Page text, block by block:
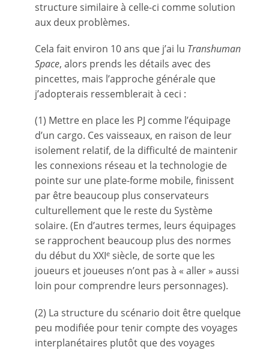
structure similaire à celle-ci comme solution
aux deux problèmes.
Cela fait environ 10 ans que j’ai lu Transhuman
Space, alors prends les détails avec des
pincettes, mais l’approche générale que
j’adopterais ressemblerait à ceci :
(1) Mettre en place les PJ comme l’équipage
d’un cargo. Ces vaisseaux, en raison de leur
isolement relatif, de la difficulté de maintenir
les connexions réseau et la technologie de
pointe sur une plate-forme mobile, finissent
par être beaucoup plus conservateurs
culturellement que le reste du Système
solaire. (En d’autres termes, leurs équipages
se rapprochent beaucoup plus des normes
du début du XXIe siècle, de sorte que les
joueurs et joueuses n’ont pas à « aller » aussi
loin pour comprendre leurs personnages).
(2) La structure du scénario doit être quelque
peu modifiée pour tenir compte des voyages
interplanétaires plutôt que des voyages